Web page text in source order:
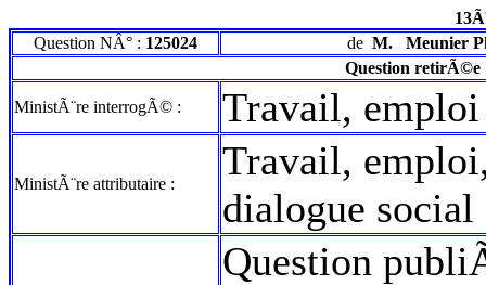
Question NÂ° : 125024 de M.
Meunier
Question retirÃ©e
MinistÃ¨re interrogÃ© : Travail,
MinistÃ¨re attributaire :
Travail,
dialogue social
Question